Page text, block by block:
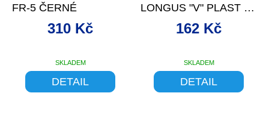
FR-5 ČERNÉ
SKLADEM
310 Kč
DETAIL
LONGUS "V" PLAST 3-
PRSTÉ ČERNÉ
SKLADEM
162 Kč
DETAIL